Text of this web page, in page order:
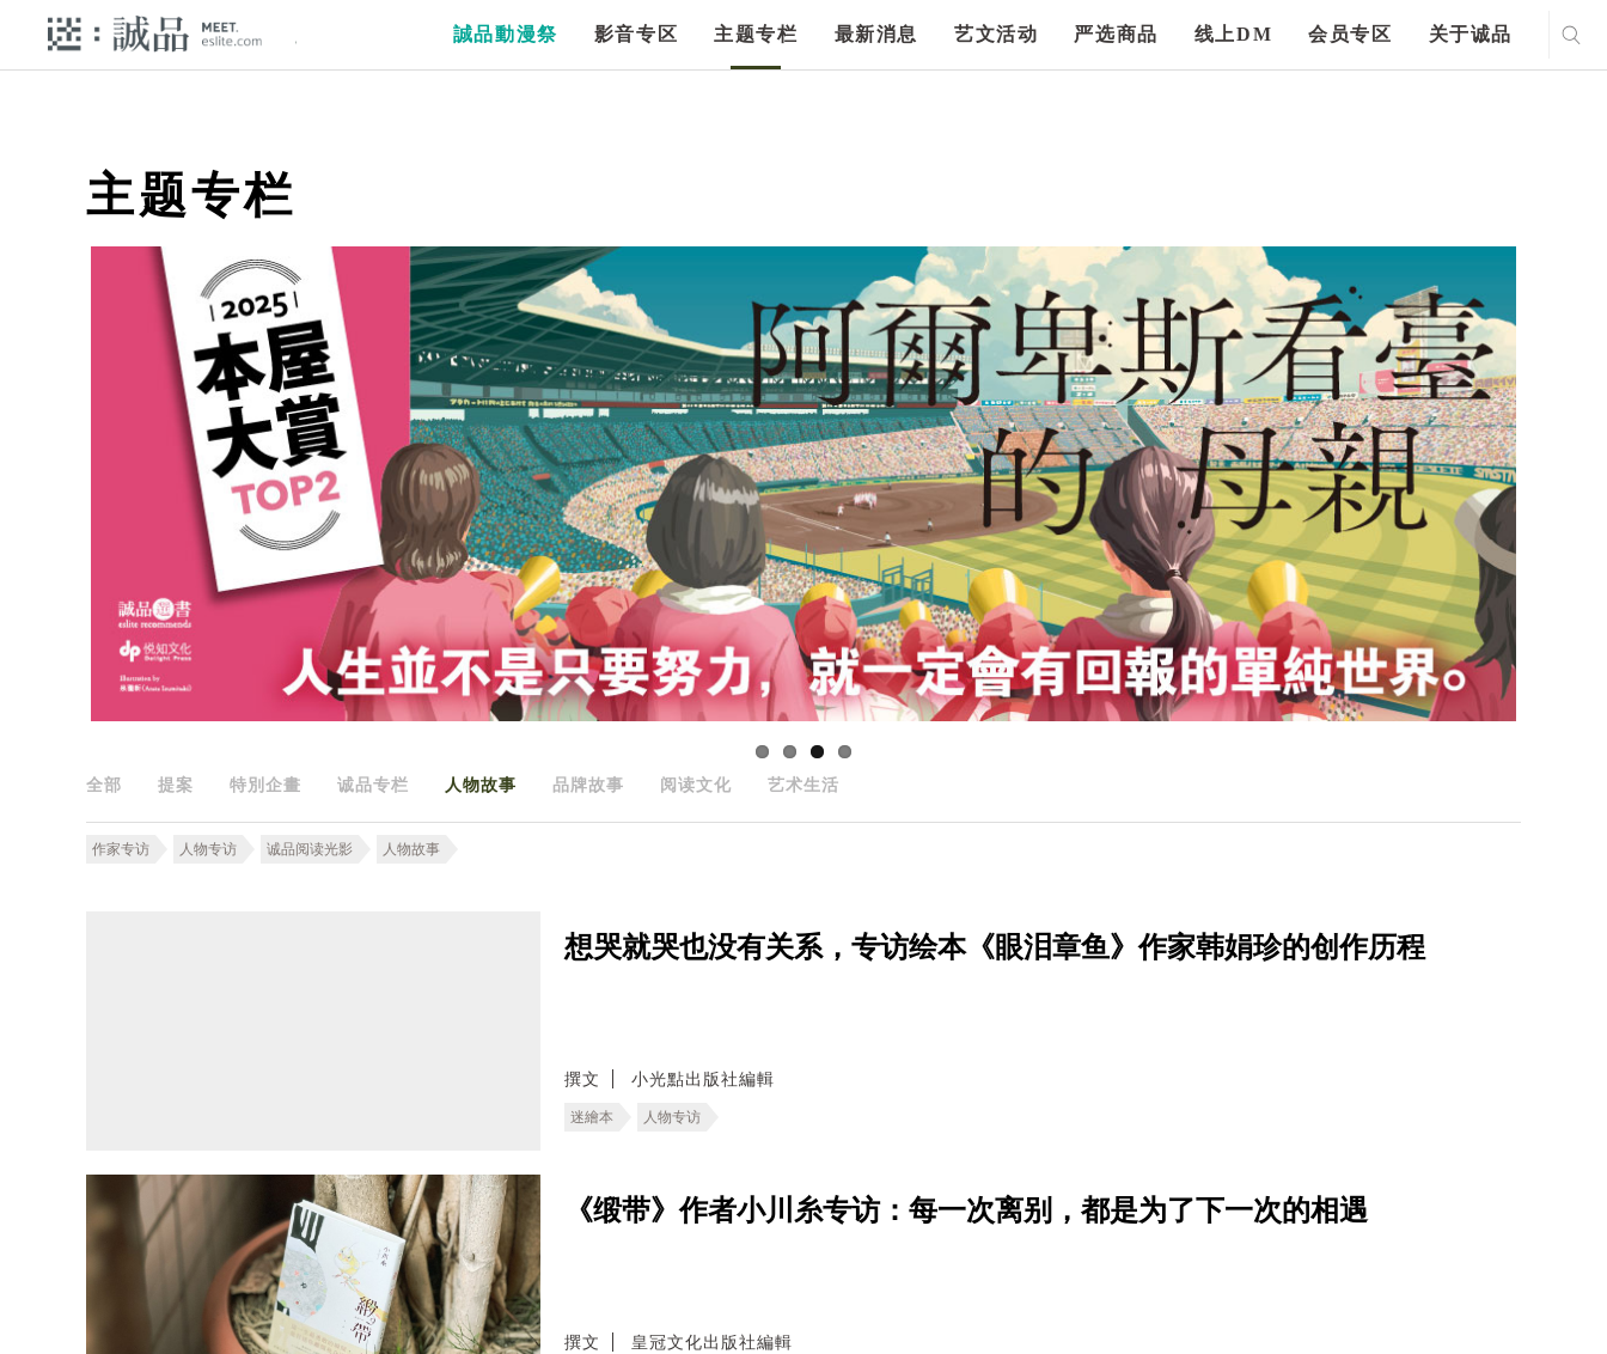
誠品動漫祭 影音专区 主题专栏 最新消息 艺文活动 严选商品 线上DM 会员专区 关于诚品
主题专栏
全部 提案 特別企畫 诚品专栏 人物故事 品牌故事 阅读文化 艺术生活
作家专访 人物专访 诚品阅读光影 人物故事
想哭就哭也没有关系，专访绘本《眼泪章鱼》作家韩娟珍的创作历程
撰文 小光點出版社編輯
迷繪本 人物专访
《缎带》作者小川糸专访：每一次离别，都是为了下一次的相遇
撰文 皇冠文化出版社編輯